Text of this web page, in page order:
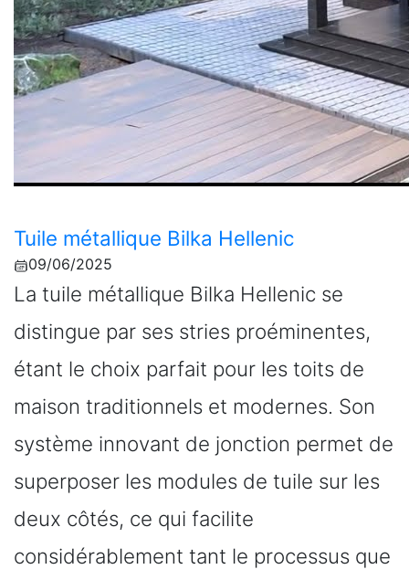
Tuile métallique Bilka Hellenic
09/06/2025
La tuile métallique Bilka Hellenic se
distingue par ses stries proéminentes,
étant le choix parfait pour les toits de
maison traditionnels et modernes. Son
système innovant de jonction permet de
superposer les modules de tuile sur les
deux côtés, ce qui facilite
considérablement tant le processus que